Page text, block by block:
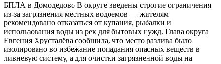
БПЛА в Домодедово В округе введены строгие ограничения
из-за загрязнения местных водоемов — жителям
рекомендовано отказаться от купания, рыбалки и
использования воды из рек для бытовых нужд. Глава округа
Евгения Хрусталёва сообщила, что место разлива было
изолировано во избежание попадания опасных веществ в
ливневую систему, а для очистки загрязненной воды на